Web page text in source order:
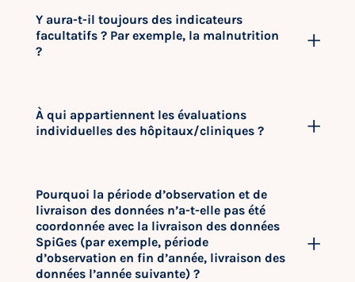
Y aura-t-il toujours des indicateurs
facultatifs ? Par exemple, la malnutrition
?
À qui appartiennent les évaluations
individuelles des hôpitaux/cliniques ?
Pourquoi la période d’observation et de
livraison des données n’a-t-elle pas été
coordonnée avec la livraison des données
SpiGes (par exemple, période
d’observation en fin d’année, livraison des
données l’année suivante) ?